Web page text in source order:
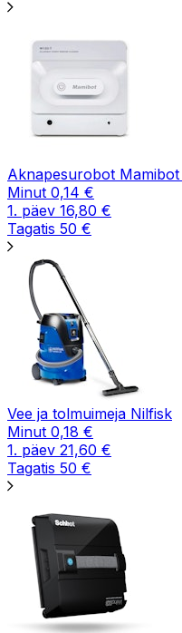
Aknapesurobot Mamibot
Minut 0,14 €
1. päev 16,80 €
Tagatis 50 €
Vee ja tolmuimeja Nilfisk
Minut 0,18 €
1. päev 21,60 €
Tagatis 50 €